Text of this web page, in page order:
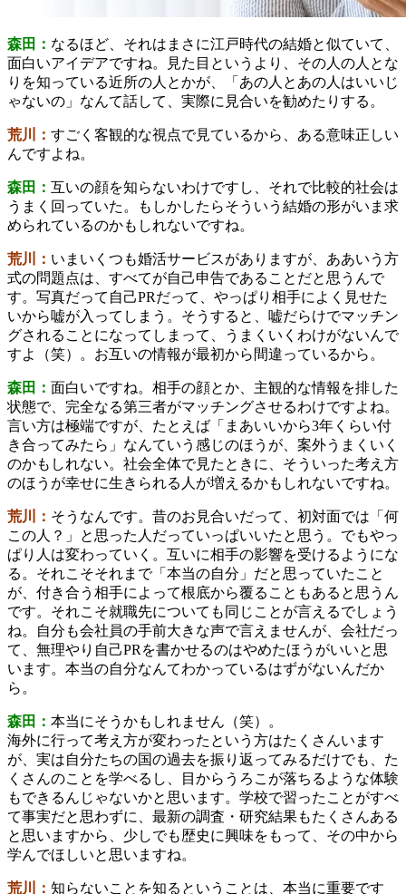
森田： なるほど、それはまさに江戸時代の結婚と似ていて、
面白いアイデアですね。見た目というより、その人の人とな
りを知っている近所の人とかが、「あの人とあの人はいいじ
ゃないの」なんて話して、実際に見合いを勧めたりする。
荒川： すごく客観的な視点で見ているから、ある意味正しい
んですよね。
森田： 互いの顔を知らないわけですし、それで比較的社会は
うまく回っていた。もしかしたらそういう結婚の形がいま求
められているのかもしれないですね。
荒川： いまいくつも婚活サービスがありますが、ああいう方
式の問題点は、すべてが自己申告であることだと思うんで
す。写真だって自己PRだって、やっぱり相手によく見せた
いから嘘が入ってしまう。そうすると、嘘だらけでマッチン
グされることになってしまって、うまくいくわけがないんで
すよ（笑）。お互いの情報が最初から間違っているから。
森田： 面白いですね。相手の顔とか、主観的な情報を排した
状態で、完全なる第三者がマッチングさせるわけですよね。
言い方は極端ですが、たとえば「まあいいから3年くらい付
き合ってみたら」なんていう感じのほうが、案外うまくいく
のかもしれない。社会全体で見たときに、そういった考え方
のほうが幸せに生きられる人が増えるかもしれないですね。
荒川： そうなんです。昔のお見合いだって、初対面では「何
この人？」と思った人だっていっぱいいたと思う。でもやっ
ぱり人は変わっていく。互いに相手の影響を受けるようにな
る。それこそそれまで「本当の自分」だと思っていたこと
が、付き合う相手によって根底から覆ることもあると思うん
です。それこそ就職先についても同じことが言えるでしょう
ね。自分も会社員の手前大きな声で言えませんが、会社だっ
て、無理やり自己PRを書かせるのはやめたほうがいいと思
います。本当の自分なんてわかっているはずがないんだか
ら。
森田： 本当にそうかもしれません（笑）。
海外に行って考え方が変わったという方はたくさんいます
が、実は自分たちの国の過去を振り返ってみるだけでも、た
くさんのことを学べるし、目からうろこが落ちるような体験
もできるんじゃないかと思います。学校で習ったことがすべ
て事実だと思わずに、最新の調査・研究結果もたくさんある
と思いますから、少しでも歴史に興味をもって、その中から
学んでほしいと思いますね。
荒川： 知らないことを知るということは、本当に重要です